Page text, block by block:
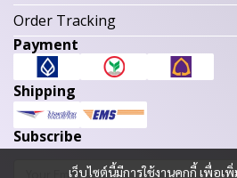
เว็บไซต์นี้มีการใช้งานคุกกี้ เพื่อเ
Order Tracking
Payment
Shipping
Subscribe